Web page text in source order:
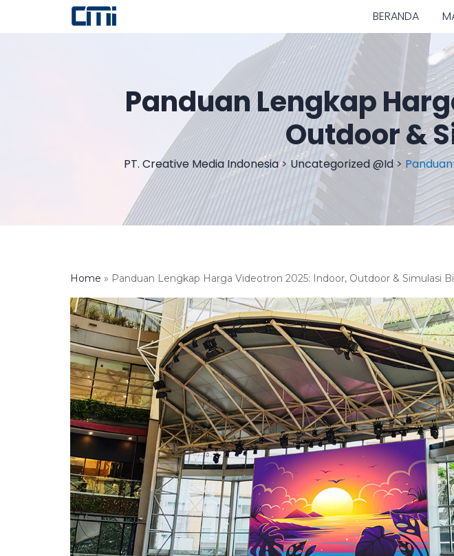
BERANDA
Panduan Lengkap
Outdoor &
PT. Creative Media Indonesia>Uncategorized @id>
Home » Panduan Lengkap Harga Videotron 2025: Indoor, Outdoor & Simulasi